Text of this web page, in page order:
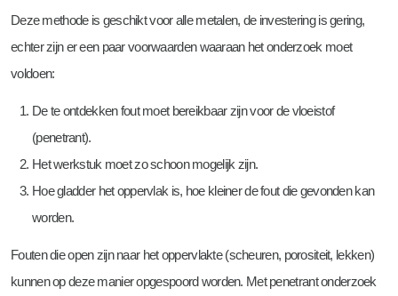
Deze methode is geschikt voor alle metalen, de investering is gering,
echter zijn er een paar voorwaarden waaraan het onderzoek moet
voldoen:
De te ontdekken fout moet bereikbaar zijn voor de vloeistof
(penetrant).
Het werkstuk moet zo schoon mogelijk zijn.
Hoe gladder het oppervlak is, hoe kleiner de fout die gevonden kan
worden.
Fouten die open zijn naar het oppervlakte (scheuren, porositeit, lekken)
kunnen op deze manier opgespoord worden. Met penetrant onderzoek